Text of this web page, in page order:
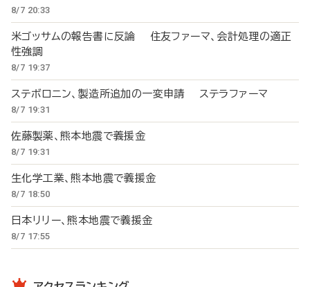
8/7 20:33
米ゴッサムの報告書に反論 住友ファーマ、会計処理の適正
性強調
8/7 19:37
ステボロニン、製造所追加の一変申請 ステラファーマ
8/7 19:31
佐藤製薬、熊本地震で義援金
8/7 19:31
生化学工業、熊本地震で義援金
8/7 18:50
日本リリー、熊本地震で義援金
8/7 17:55